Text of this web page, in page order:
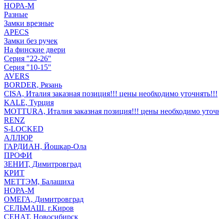
НОРА-М
Разные
Замки врезные
APECS
Замки без ручек
На финские двери
Серия "22-26"
Серия "10-15"
AVERS
BORDER, Рязань
CISA, Италия заказная позиция!!! цены необходимо уточнять!!!
KALE, Турция
MOTTURA, Италия заказная позиция!!! цены необходимо
RENZ
S-LOCKED
АЛЛЮР
ГАРДИАН, Йошкар-Ола
ПРОФИ
ЗЕНИТ, Димитровград
КРИТ
МЕТТЭМ, Балашиха
НОРА-М
ОМЕГА, Димитровград
СЕЛЬМАШ. г.Киров
СЕНАТ, Новосибирск